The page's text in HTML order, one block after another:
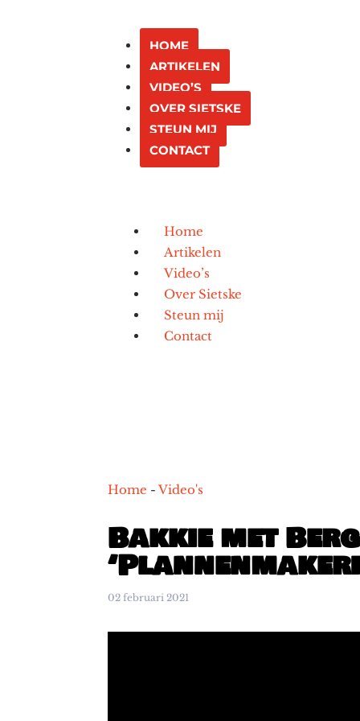
HOME
ARTIKELEN
VIDEO’S
OVER SIETSKE
STEUN MIJ
CONTACT
Home
Artikelen
Video’s
Over Sietske
Steun mij
Contact
Home - Video's
Bakkie met
02 februari 2021